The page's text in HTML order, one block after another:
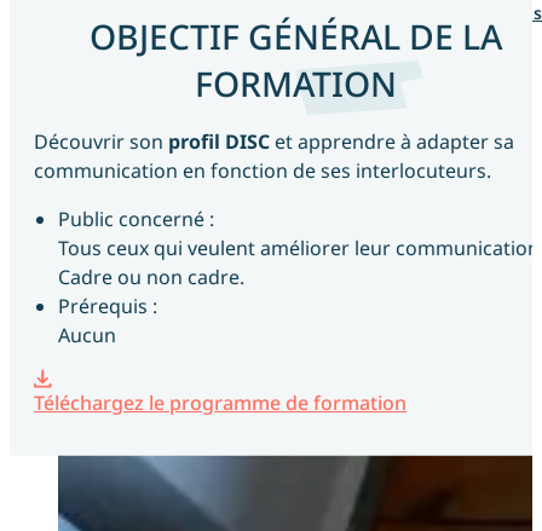
Formation Redéfinir sa stratégie
Actualités
Contactez-nous
OBJECTIF GÉNÉRAL DE LA
FORMATION
Découvrir son profil DISC et apprendre à adapter sa
communication en fonction de ses interlocuteurs.
Public concerné :
Tous ceux qui veulent améliorer leur
Cadre ou non cadre.
Prérequis :
Aucun
Téléchargez le programme de formation